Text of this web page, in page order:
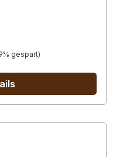
gespart)